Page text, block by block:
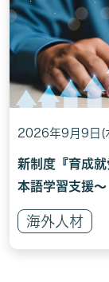
2026年9月9日(
新制度『育成
本語学習支援～
海外人材